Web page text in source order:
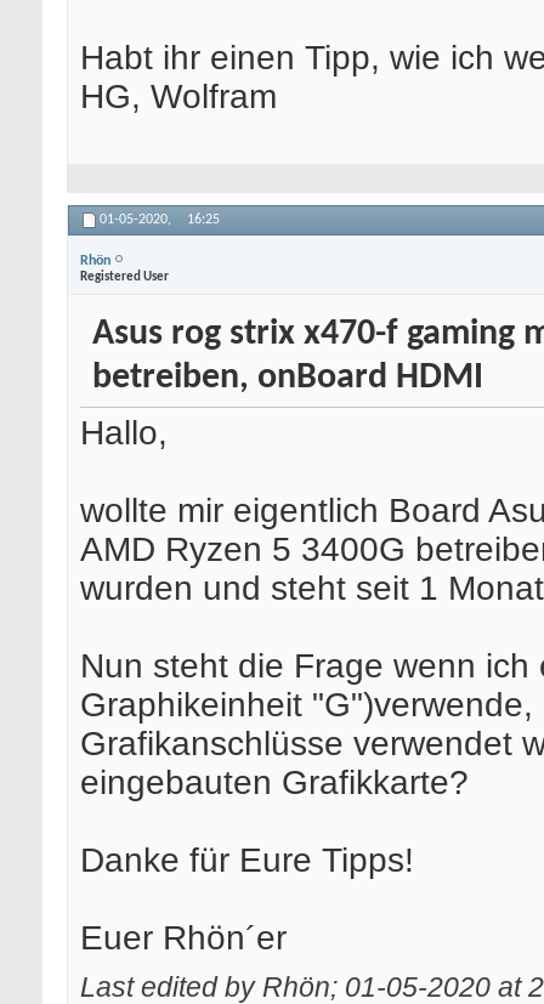
Habt ihr einen Tipp, wie ich
HG, Wolfram
01-05-2020, 16:25
Rhön
Registered User
Asus rog strix x470-f gaming
betreiben, onBoard HDMI
Hallo,
wollte mir eigentlich Board
AMD Ryzen 5 3400G
wurden und steht seit 1
Nun steht die Frage wenn
Graphikeinheit
Grafikanschlüsse verwendet
eingebauten Grafikkarte?
Danke für Eure Tipps!
Euer Rhön´er
Last edited by Rhön; 01-05-2020 at